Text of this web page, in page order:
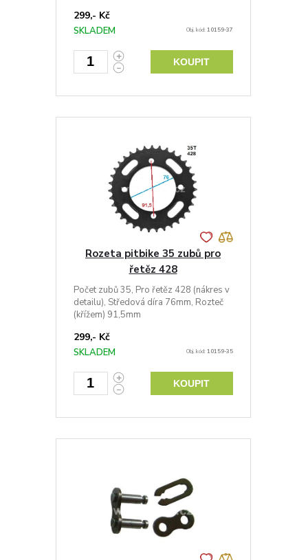
299,- Kč
SKLADEM Obj. kód:10159-37
KOUPIT
Rozeta pitbike 35 zubů pro
řetěz 428
Počet zubů 35, Pro řetěz 428 (nákres v
detailu), Středová díra 76mm, Rozteč
(křížem) 91,5mm
299,- Kč
SKLADEM Obj. kód:10159-35
KOUPIT